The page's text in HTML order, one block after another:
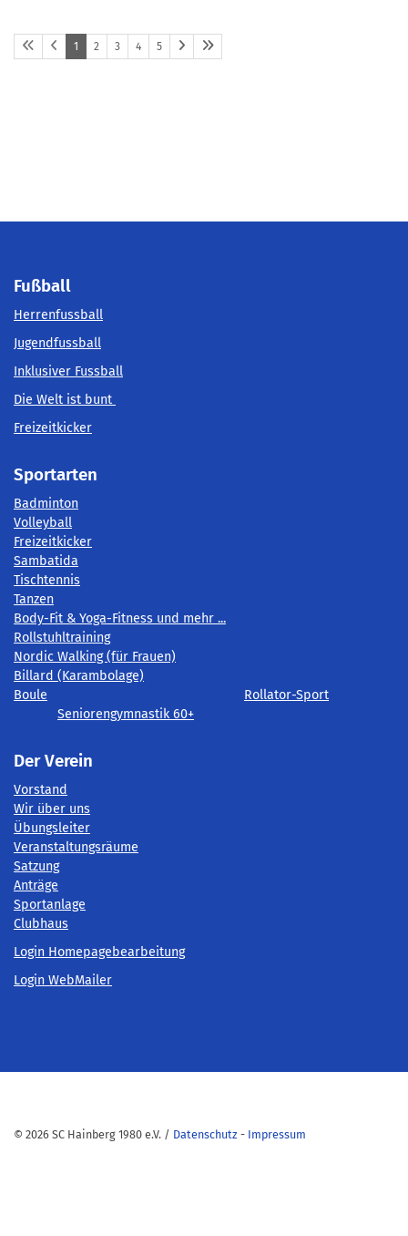
1 2 3 4 5
Fußball
Herrenfussball
Jugendfussball
Inklusiver Fussball
Die Welt ist bunt
Freizeitkicker
Sportarten
Badminton
Volleyball
Freizeitkicker
Sambatida
Tischtennis
Tanzen
Body-Fit & Yoga-Fitness und mehr ...
Rollstuhltraining
Nordic Walking (für Frauen)
Billard (Karambolage)
Boule
Rollator-Sport
Seniorengymnastik 60+
Der Verein
Vorstand
Wir über uns
Übungsleiter
Veranstaltungsräume
Satzung
Anträge
Sportanlage
Clubhaus
Login Homepagebearbeitung
Login WebMailer
© 2026 SC Hainberg 1980 e.V. / Datenschutz - Impressum